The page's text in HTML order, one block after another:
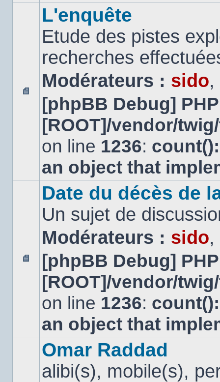
Aucun
message
non
L'enquête
Etude des pistes
recherches
Modérateurs : sido,
[phpBB Debug]
[ROOT]/vendor/
on line 1236:
an object that
Aucun
message
non
Date du décès de
Un sujet de
Modérateurs : sido,
[phpBB Debug]
[ROOT]/vendor/
on line 1236:
an object that
Omar Raddad
alibi(s), mobile(s),